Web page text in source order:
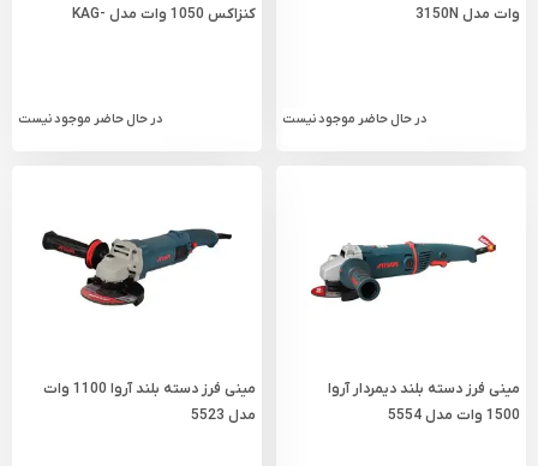
وات مدل 3150N
در حال حاضر موجود نیست
کنزاکس 1050 وات مدل KAG-
در حال حاضر موجود نیست
مینی فرز دسته بلند دیمردار آروا
1500 وات مدل 5554
مینی فرز دسته بلند آروا 1100 وات
مدل 5523